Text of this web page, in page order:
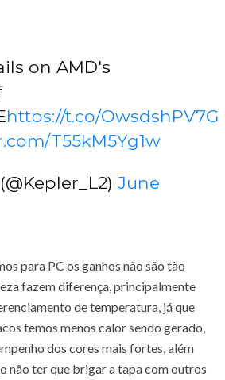
on AMD's
https://t.co/OwsdshPV7G
T55kM5Yg1w
June
para PC os ganhos não são tão
fazem diferença, principalmente
de temperatura, já que
temos menos calor sendo gerado,
dos cores mais fortes, além
não ter que brigar a tapa com outros